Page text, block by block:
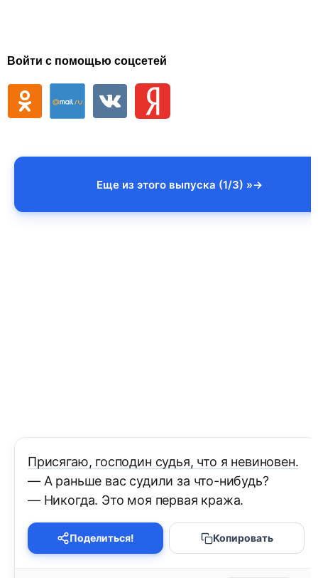
Войти с помощью соцсетей
Еще из этого выпуска (1/3) »
Присягаю, господин судья, что я невиновен.
— А раньше вас судили за что-нибудь?
— Никогда. Это моя первая кража.
Поделиться! Копировать